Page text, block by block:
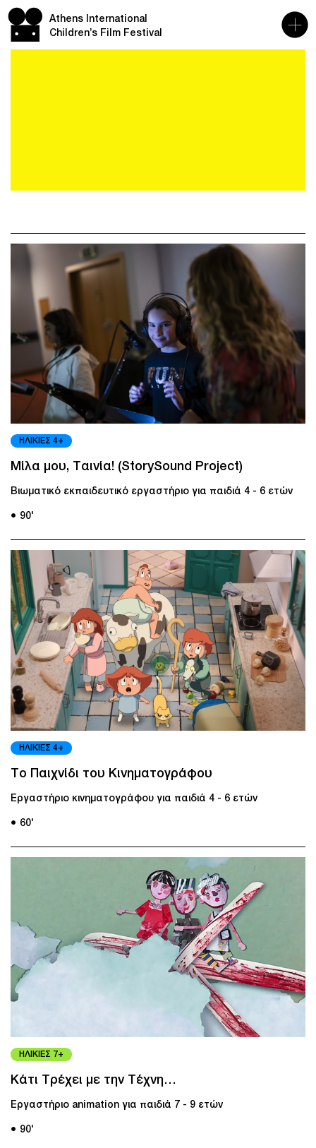
Athens International
Children’s Film Festival
ΗΛΙΚΙΕΣ 4+
Μίλα μου, Ταινία! (StorySound Project)
Βιωματικό εκπαιδευτικό εργαστήριο για παιδιά 4 - 6 ετών
● 90'
ΗΛΙΚΙΕΣ 4+
Το Παιχνίδι του Κινηματογράφου
Εργαστήριο κινηματογράφου για παιδιά 4 - 6 ετών
● 60'
ΗΛΙΚΙΕΣ 7+
Κάτι Τρέχει με την Τέχνη…
Εργαστήριο animation για παιδιά 7 - 9 ετών
● 90'